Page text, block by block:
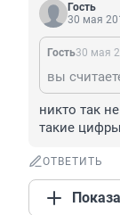
Гость
30 мая
Гость30 мая
никто так
такие
ОТВЕТИТЬ